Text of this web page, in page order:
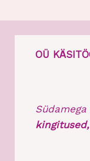
OÜ
Südamega